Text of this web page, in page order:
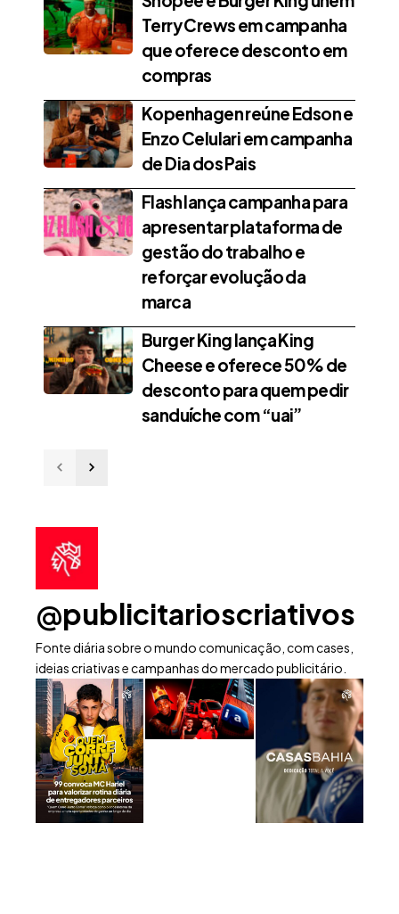
Terry Crews em campanha
que oferece desconto em
compras
Kopenhagen reúne Edson e
Enzo Celulari em campanha
de Dia dos Pais
Flash lança campanha para
apresentar plataforma de
gestão do trabalho e
reforçar evolução da
marca
Burger King lança King
Cheese e oferece 50% de
desconto para quem pedir
sanduíche com “uai”
@publicitarioscriativos
Fonte diária sobre o mundo comunicação, com cases,
ideias criativas e campanhas do mercado publicitário.